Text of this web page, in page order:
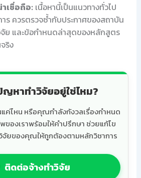
เชื่อถือ: เนื้อหานี้เป็นแนวทางทั่วไป
ร ควรตรวจซ้ำกับประกาศของสถาบัน
จัย และข้อกำหนดล่าสุดของหลักสูตร
ริง
หาทำวิจัยอยู่ใช่ไหม?
แค่ไหน หรือคุณกำลังกังวลเรื่องกำหนด
ของเราพร้อมให้คำปรึกษา ช่วยแก้ไข
จัยของคุณให้ถูกต้องตามหลักวิชาการ
ติดต่อจ้างทำวิจัย